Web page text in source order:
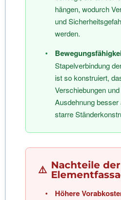
hängen, wodurch
und
werden.
•
Stapelverbindung
ist so konstruiert,
Verschiebungen
Ausdehnung
starre
⚠️ Nachteile der
• Höhere